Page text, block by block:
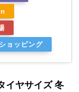
ョッピング
イヤサイズ 冬